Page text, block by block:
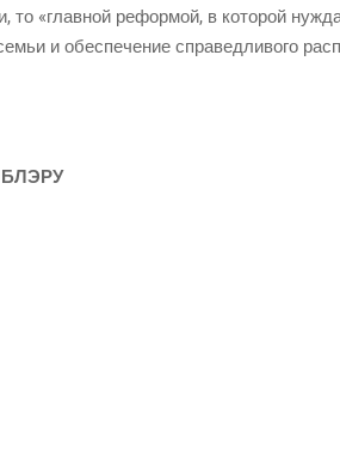
«глав­ной рефор­мой, в кото­рой
и обес­пе­че­ние спра­вед­ли­во­го